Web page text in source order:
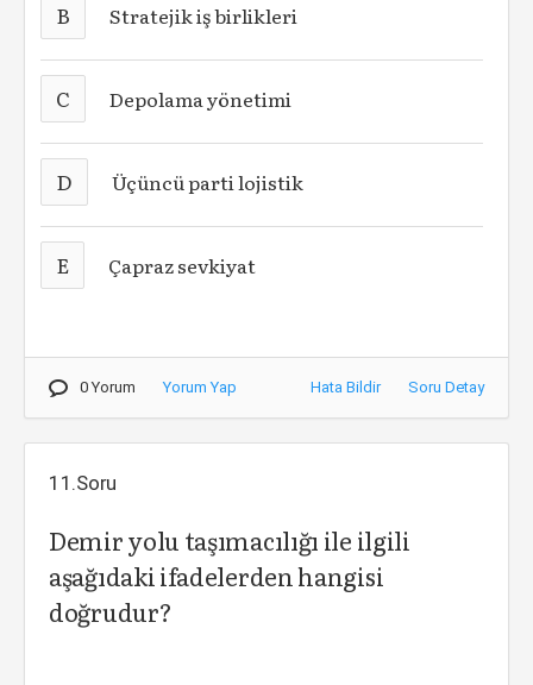
B Stratejik iş birlikleri
C Depolama yönetimi
D Üçüncü parti lojistik
E Çapraz sevkiyat
0 Yorum Yorum Yap Hata Bildir Soru Detay
11.Soru
Demir yolu taşımacılığı ile ilgili
aşağıdaki ifadelerden hangisi
doğrudur?